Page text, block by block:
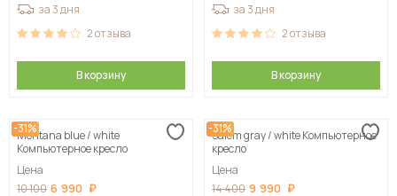
за 3 дня
2отзыва
В корзину
за 3 дня
2отзыва
В корзину
-31%
Montana blue / white
Компьютерное кресло
Цена
10 100 6 990
-31%
Salem gray / white Компьютерное
кресло
Цена
14 400 9 990